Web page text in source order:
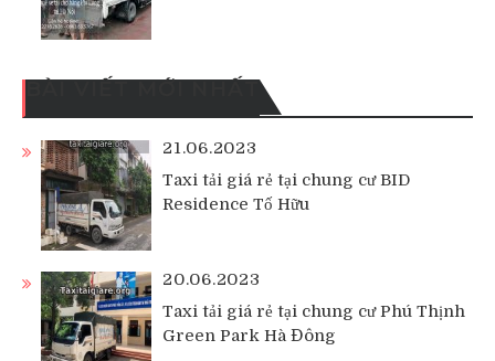
BÀI VIẾT MỚI NHẤT
21.06.2023
Taxi tải giá rẻ tại chung cư BID
Residence Tố Hữu
20.06.2023
Taxi tải giá rẻ tại chung cư Phú Thịnh
Green Park Hà Đông